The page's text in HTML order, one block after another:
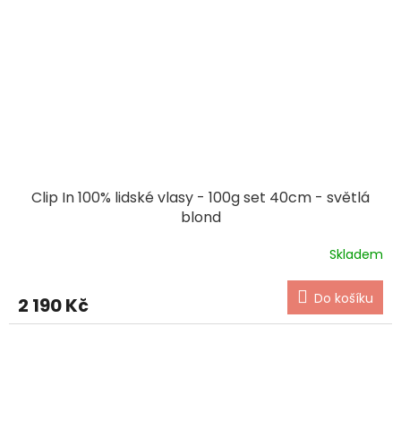
Clip In 100% lidské vlasy - 100g set 40cm - světlá
blond
Skladem
2 190 Kč Do košíku